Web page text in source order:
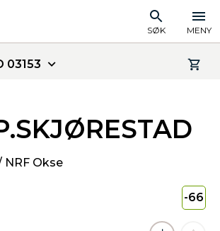
SØK MENY
03153
NRF Okse
-66